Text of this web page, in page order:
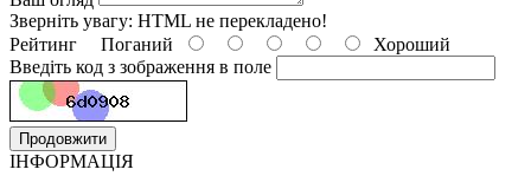
Зверніть увагу: HTML не перекладено!
Рейтинг Поганий
Хороший
Введіть код з зображення в поле
Продовжити
ІНФОРМАЦІЯ